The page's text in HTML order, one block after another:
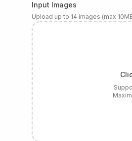
Input Images
Upload up to 14 images (max